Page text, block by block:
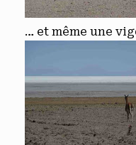
… et même une